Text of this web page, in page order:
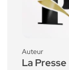
Auteur
La Presse